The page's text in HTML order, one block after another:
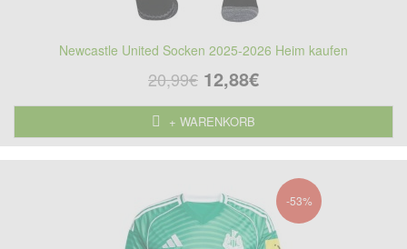
Newcastle United Socken 2025-2026 Heim kaufen
20,99€ 12,88€
+ WARENKORB
-53%